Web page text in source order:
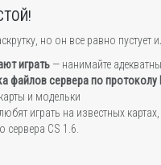
но он все равно
играть — нанимайте
файлов сервера по протоколу
и модельки
играть на известных
сервера CS 1.6.